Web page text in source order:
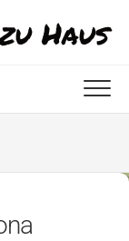
Haus